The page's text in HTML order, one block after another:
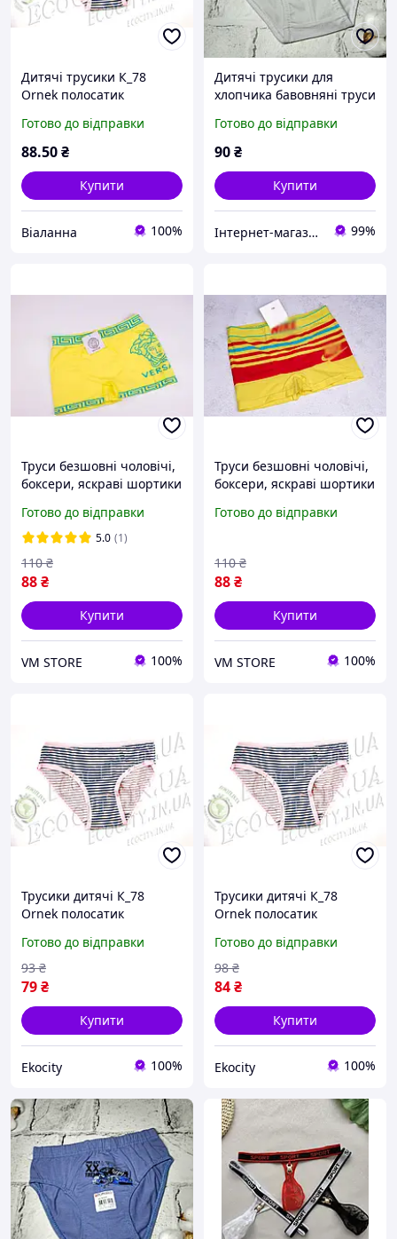
Дитячі трусики К_78
Ornek полосатик
Готово до відправки
88.50₴
Купити
Віаланна 100%
Дитячі трусики для
хлопчика бавовняні труси
см 6-7 років Машинка
Сірі 767016-4
Готово до відправки
90₴
Купити
Інтернет-магазин EASY CHOICE - подарунки, декор для свят 99%
Труси безшовні чоловічі,
боксери, яскраві шортики
Готово до відправки
5.0 (1)
88₴
110 ₴
Купити
VM STORE 100%
Труси безшовні чоловічі,
боксери, яскраві шортики
Готово до відправки
88₴
110 ₴
Купити
VM STORE 100%
Трусики дитячі К_78
Ornek полосатик
Готово до відправки
79₴
93 ₴
Купити
Ekocity 100%
Трусики дитячі К_78
Ornek полосатик
Готово до відправки
84₴
98 ₴
Купити
Ekocity 100%